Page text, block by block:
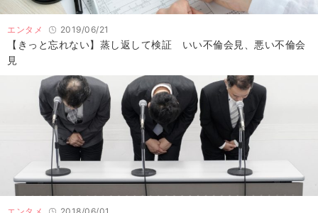
エンタメ 2019/06/21
【きっと忘れない】蒸し返して検証 いい不倫会見、悪い不倫会
見